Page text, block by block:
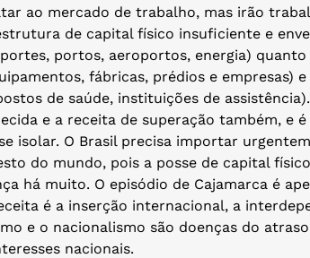
ao mercado de trabalho, mas irão
de capital físico insuficiente e
portos, aeroportos, energia)
fábricas, prédios e empresas)
de saúde, instituições de assistência).
e a receita de superação também, e
isolar. O Brasil precisa importar
do mundo, pois a posse de capital
há muito. O episódio de Cajamarca é
é a inserção internacional, a
e o nacionalismo são doenças do
nacionais.